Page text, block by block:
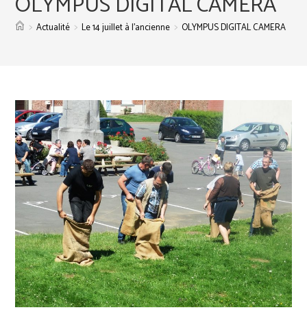
> Actualité > Le 14 juillet à l’ancienne > OLYMPUS DIGITAL CAMERA